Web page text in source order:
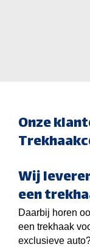
Onze
Wij
een
Daarbij horen
een trekhaak
exclusieve